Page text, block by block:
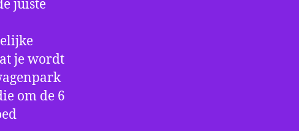
juiste
je wordt
om de 6